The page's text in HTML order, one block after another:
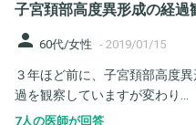
子宮頚部高度異形成の経過
person 60代/女性 - 2019/01/15
３年ほど前に、子宮頚部高度
過を観察していますが変わり...
7人の医師が回答